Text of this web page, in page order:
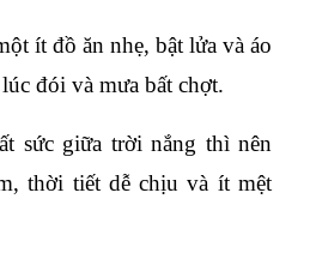
ít đồ ăn nhẹ, bật lửa và áo
đói và mưa bất chợt.
sức giữa trời nắng thì nên
thời tiết dễ chịu và ít mệt